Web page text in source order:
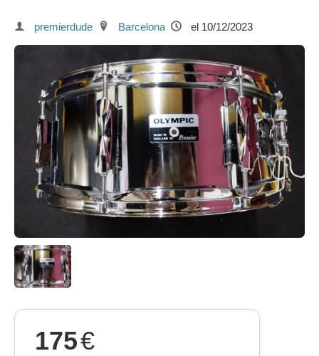
premierdude Barcelona el 10/12/2023
175€